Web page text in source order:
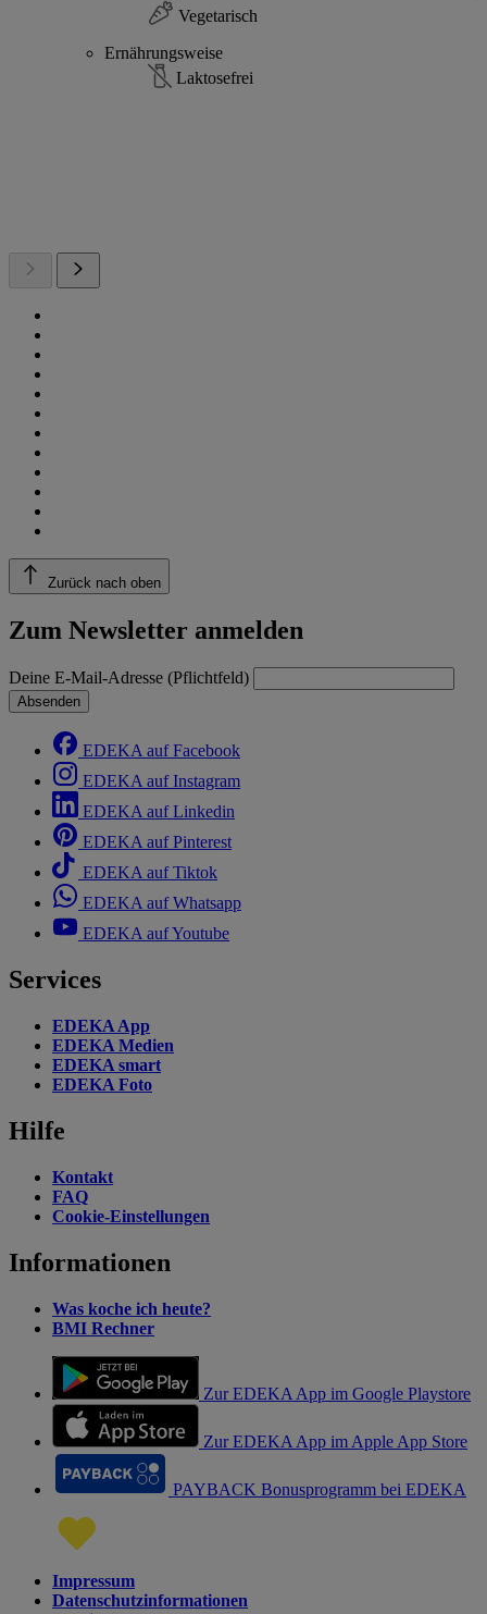
Vegetarisch
Ernährungsweise
Laktosefrei
Zurück nach oben
Zum Newsletter anmelden
Deine E-Mail-Adresse (Pflichtfeld)
Absenden
EDEKA auf Facebook
EDEKA auf Instagram
EDEKA auf Linkedin
EDEKA auf Pinterest
EDEKA auf Tiktok
EDEKA auf Whatsapp
EDEKA auf Youtube
Services
EDEKA App
EDEKA Medien
EDEKA smart
EDEKA Foto
Hilfe
Kontakt
FAQ
Cookie-Einstellungen
Informationen
Was koche ich heute?
BMI Rechner
Zur EDEKA App im Google Playstore
Zur EDEKA App im Apple App Store
PAYBACK Bonusprogramm bei EDEKA
Impressum
Datenschutzinformationen